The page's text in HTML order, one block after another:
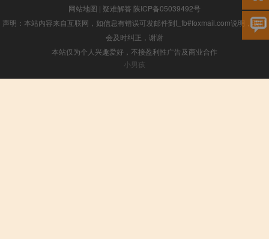
网站地图 | 疑难解答 陕ICP备05039492号
声明：本站内容来自互联网，如信息有错误可发邮件到f_fb#foxmail.com说明，我们
会及时纠正，谢谢
本站仅为个人兴趣爱好，不接盈利性广告及商业合作
小男孩